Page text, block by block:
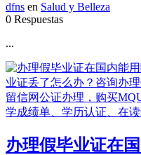
dfns en Salud y Belleza
0 Respuestas
...
办理假毕业证在